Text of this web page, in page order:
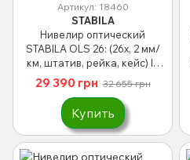
Артикул: 18460
STABILA
Нивелир оптический
STABILA OLS 26: (26x, 2 мм/
км, штатив, рейка, кейс) IP
54. защитный кожух.
29 390 грн 32 655 грн
Купить